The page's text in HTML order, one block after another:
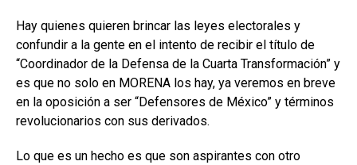
Hay quienes quieren brincar las leyes electorales y
confundir a la gente en el intento de recibir el título de
“Coordinador de la Defensa de la Cuarta Transformación” y
es que no solo en MORENA los hay, ya veremos en breve
en la oposición a ser “Defensores de México” y términos
revolucionarios con sus derivados.
Lo que es un hecho es que son aspirantes con otro